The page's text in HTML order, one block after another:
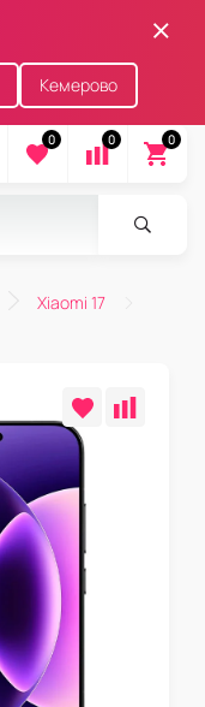
Кемерово
0 0 0
Xiaomi 17